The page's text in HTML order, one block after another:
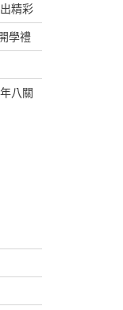
精彩
學禮
八關